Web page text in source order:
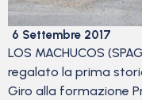
6 Settembre 2017
LOS MACHUCOS
regalato la prima
Giro alla formazione